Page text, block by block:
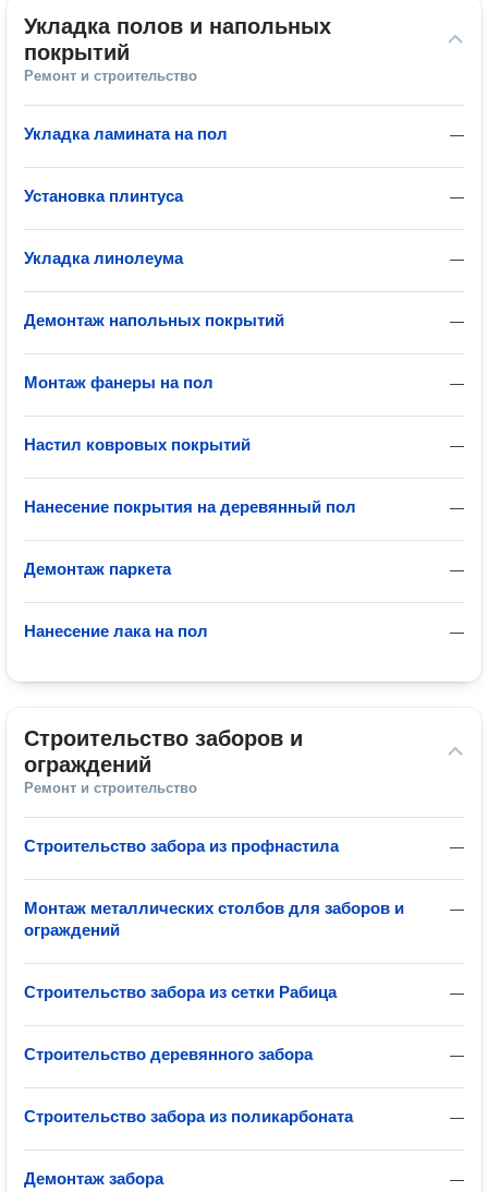
Укладка полов и напольных
покрытий
Ремонт и строительство
—
Укладка ламината на пол
—
Установка плинтуса
—
Укладка линолеума
—
Демонтаж напольных покрытий
—
Монтаж фанеры на пол
—
Настил ковровых покрытий
—
Нанесение покрытия на деревянный пол
—
Демонтаж паркета
—
Нанесение лака на пол
Строительство заборов и
ограждений
Ремонт и строительство
—
Строительство забора из профнастила
—
Монтаж металлических столбов для заборов и
ограждений
—
Строительство забора из сетки Рабица
—
Строительство деревянного забора
—
Строительство забора из поликарбоната
—
Демонтаж забора